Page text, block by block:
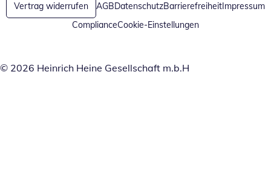
Vertrag widerrufen AGBDatenschutzBarrierefreiheitImpressum
ComplianceCookie-Einstellungen
© 2026 Heinrich Heine Gesellschaft m.b.H